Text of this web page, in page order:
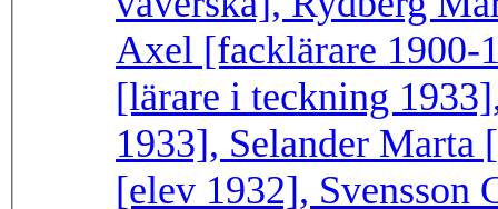
Axel [facklärare 1900-
[lärare i teckning
1933], Selander
[elev 1932], Svensson